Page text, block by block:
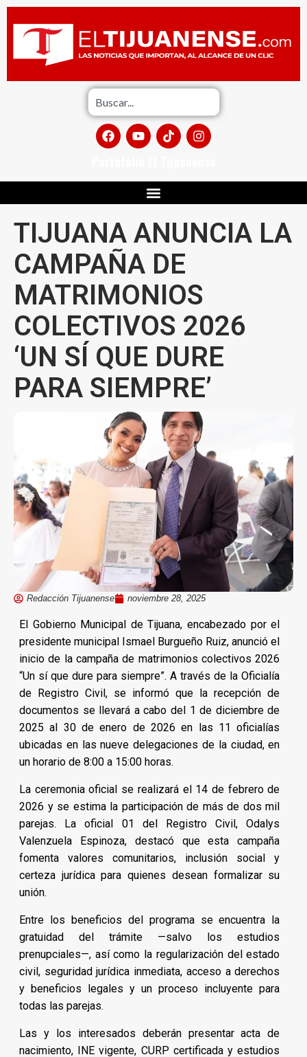
TIJUANA ANUNCIA LA
CAMPAÑA DE
MATRIMONIOS
COLECTIVOS 2026
‘UN SÍ QUE DURE
PARA SIEMPRE’
Redacción Tijuanense noviembre 28, 2025
El Gobierno Municipal de Tijuana, encabezado por el
presidente municipal Ismael Burgueño Ruiz, anunció el
inicio de la campaña de matrimonios colectivos 2026
“Un sí que dure para siempre”. A través de la Oficialía
de Registro Civil, se informó que la recepción de
documentos se llevará a cabo del 1 de diciembre de
2025 al 30 de enero de 2026 en las 11 oficialías
ubicadas en las nueve delegaciones de la ciudad, en
un horario de 8:00 a 15:00 horas.
La ceremonia oficial se realizará el 14 de febrero de
2026 y se estima la participación de más de dos mil
parejas. La oficial 01 del Registro Civil, Odalys
Valenzuela Espinoza, destacó que esta campaña
fomenta valores comunitarios, inclusión social y
certeza jurídica para quienes desean formalizar su
unión.
Entre los beneficios del programa se encuentra la
gratuidad del trámite —salvo los estudios
prenupciales—, así como la regularización del estado
civil, seguridad jurídica inmediata, acceso a derechos
y beneficios legales y un proceso incluyente para
todas las parejas.
Las y los interesados deberán presentar acta de
nacimiento, INE vigente, CURP certificada y estudios